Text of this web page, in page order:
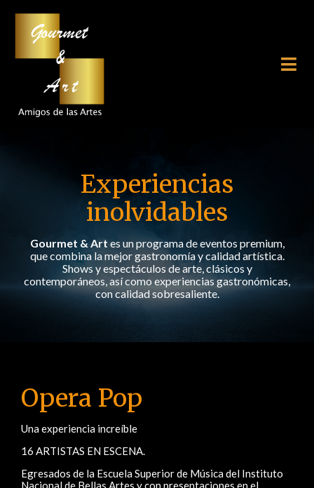
Experiencias
inolvidables
Gourmet & Artes un programa de eventos premium,
que combina la mejor gastronomía y calidad artística.
Shows y espectáculos de arte, clásicos y
contemporáneos, así como experiencias gastronómicas,
con calidad sobresaliente.
Opera Pop
Una experiencia increíble
16 ARTISTAS EN ESCENA.
Egresados de la Escuela Superior de Música del Instituto
Nacional de Bellas Artes y con presentaciones en el